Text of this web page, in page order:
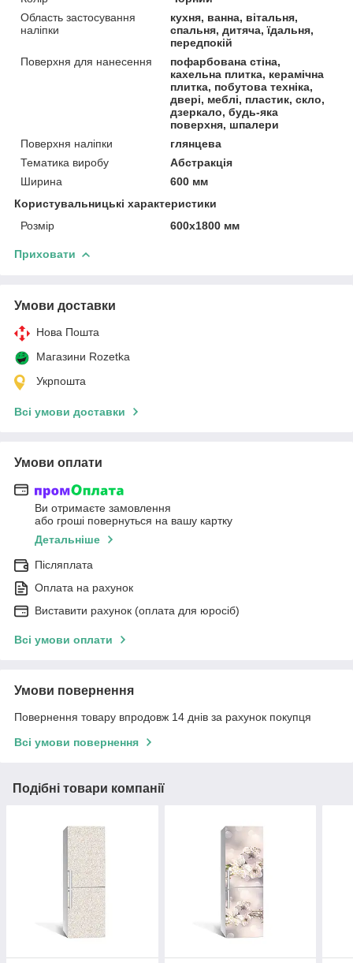
Область застосування
наліпки
кухня, ванна, вітальня,
спальня, дитяча, їдальня,
передпокій
Поверхня для нанесення
пофарбована стіна,
кахельна плитка, керамічна
плитка, побутова техніка,
двері, меблі, пластик, скло,
дзеркало, будь-яка
поверхня, шпалери
Поверхня наліпки
глянцева
Тематика виробу
Абстракція
Ширина
600 мм
Користувальницькі характеристики
Розмір
600х1800 мм
Приховати
Умови доставки
Нова Пошта
Магазини Rozetka
Укрпошта
Всі умови доставки
Умови оплати
Ви отримаєте замовлення
або гроші повернуться на вашу картку
Детальніше
Післяплата
Оплата на рахунок
Виставити рахунок (оплата для юросіб)
Всі умови оплати
Умови повернення
Повернення товару впродовж 14 днів за рахунок покупця
Всі умови повернення
Подібні товари компанії